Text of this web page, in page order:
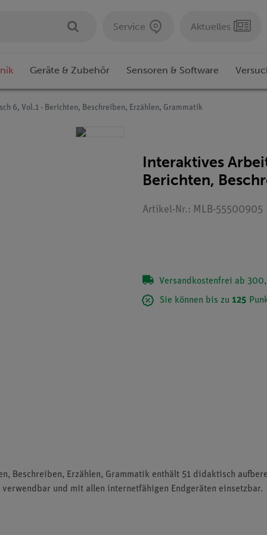
Service Aktuelles
Geräte & Zubehör Sensoren & Software
6, Vol.1 - Berichten, Beschreiben, Erzählen, Grammatik
Interaktives
Berichten,
Artikel-Nr.: MLB-55500905
Versandkostenfrei ab
Sie können bis zu 125
Beschreiben, Erzählen, Grammatik enthält 51 didaktisch
und mit allen internetfähigen Endgeräten einsetzbar.